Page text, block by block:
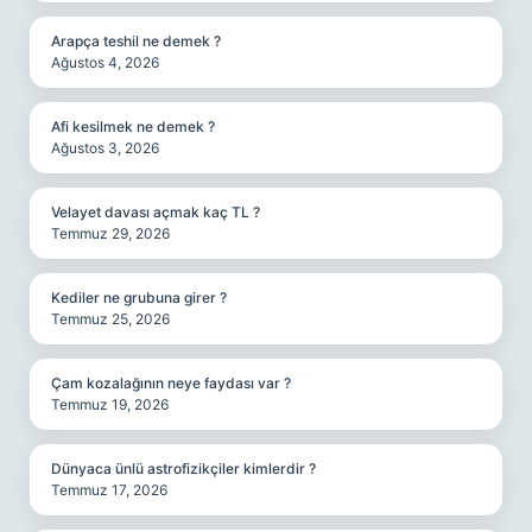
Arapça teshil ne demek ?
Ağustos 4, 2026
Afi kesilmek ne demek ?
Ağustos 3, 2026
Velayet davası açmak kaç TL ?
Temmuz 29, 2026
Kediler ne grubuna girer ?
Temmuz 25, 2026
Çam kozalağının neye faydası var ?
Temmuz 19, 2026
Dünyaca ünlü astrofizikçiler kimlerdir ?
Temmuz 17, 2026